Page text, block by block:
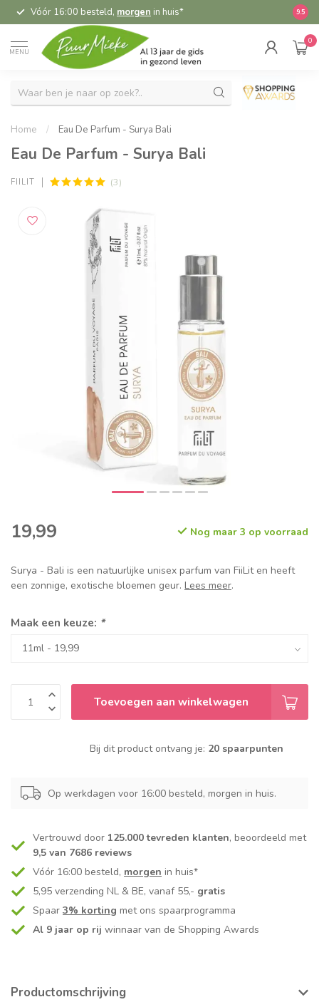
Vóór 16:00 besteld, morgen in huis* 9.5
MENU
0
Home / Eau De Parfum - Surya Bali
Eau De Parfum - Surya Bali
FIILIT (3)
19,99 Nog maar 3 op voorraad
Surya - Bali is een natuurlijke unisex parfum van FiiLit en heeft
een zonnige, exotische bloemen geur. Lees meer.
Maak een keuze: *
Toevoegen aan winkelwagen
Bij dit product ontvang je: 20 spaarpunten
Op werkdagen voor 16:00 besteld, morgen in huis.
Vertrouwd door 125.000 tevreden klanten, beoordeeld met
9,5 van 7686 reviews
Vóór 16:00 besteld, morgen in huis*
5,95 verzending NL & BE, vanaf 55,- gratis
Spaar 3% korting met ons spaarprogramma
Al 9 jaar op rij winnaar van de Shopping Awards
Productomschrijving